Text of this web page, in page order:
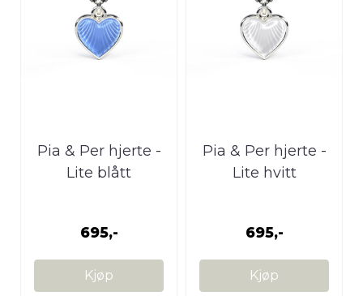
Pia & Per hjerte -
Lite blått
695,-
Kjøp
Pia & Per hjerte -
Lite hvitt
695,-
Kjøp